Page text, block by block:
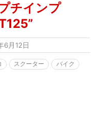
チインプ
6月12日
スクーター
バイク